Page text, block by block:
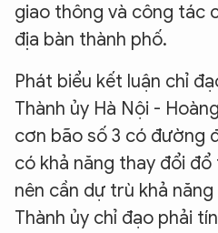
giao thông và công tác
địa bàn thành phố.
Phát biểu kết luận chỉ
Thành ủy Hà Nội -
cơn bão số 3 có đường
có khả năng thay đổi
nên cần dự trù khả
Thành ủy chỉ đạo phải